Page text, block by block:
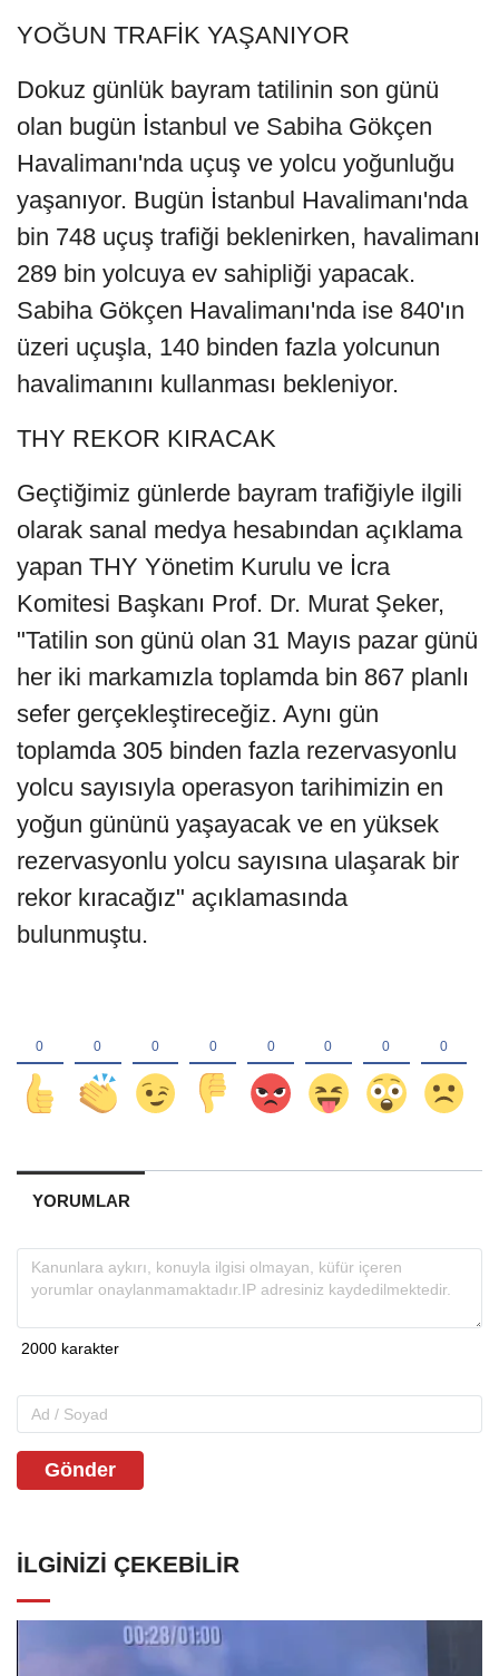
YOĞUN TRAFİK YAŞANIYOR
Dokuz günlük bayram tatilinin son günü
olan bugün İstanbul ve Sabiha Gökçen
Havalimanı'nda uçuş ve yolcu yoğunluğu
yaşanıyor. Bugün İstanbul Havalimanı'nda
bin 748 uçuş trafiği beklenirken, havalimanı
289 bin yolcuya ev sahipliği yapacak.
Sabiha Gökçen Havalimanı'nda ise 840'ın
üzeri uçuşla, 140 binden fazla yolcunun
havalimanını kullanması bekleniyor.
THY REKOR KIRACAK
Geçtiğimiz günlerde bayram trafiğiyle ilgili
olarak sanal medya hesabından açıklama
yapan THY Yönetim Kurulu ve İcra
Komitesi Başkanı Prof. Dr. Murat Şeker,
"Tatilin son günü olan 31 Mayıs pazar günü
her iki markamızla toplamda bin 867 planlı
sefer gerçekleştireceğiz. Aynı gün
toplamda 305 binden fazla rezervasyonlu
yolcu sayısıyla operasyon tarihimizin en
yoğun gününü yaşayacak ve en yüksek
rezervasyonlu yolcu sayısına ulaşarak bir
rekor kıracağız" açıklamasında
bulunmuştu.
YORUMLAR
Gönder
İLGINIZI ÇEKEBILIR